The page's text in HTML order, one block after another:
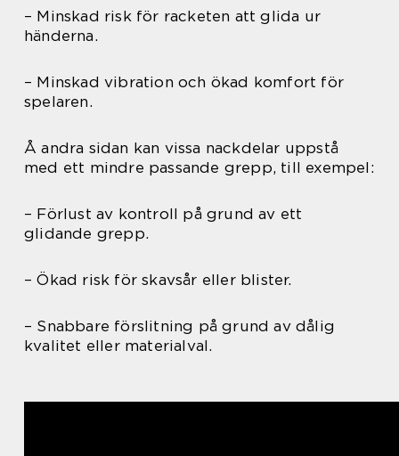
– Minskad risk för racketen att glida ur
händerna.
– Minskad vibration och ökad komfort för
spelaren.
Å andra sidan kan vissa nackdelar uppstå
med ett mindre passande grepp, till exempel:
– Förlust av kontroll på grund av ett
glidande grepp.
– Ökad risk för skavsår eller blister.
– Snabbare förslitning på grund av dålig
kvalitet eller materialval.